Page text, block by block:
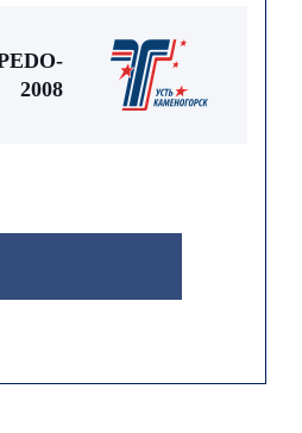
2008